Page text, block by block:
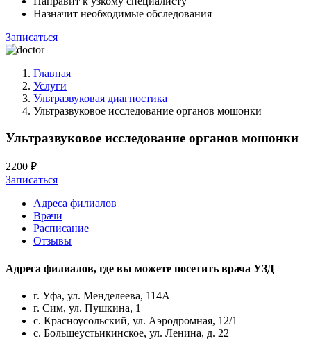
Назначит необходимые обследования
Записаться
Главная
Услуги
Ультразвуковая диагностика
Ультразвуковое исследование органов мошонки
Ультразвуковое исследование органов мошонки
2200 ₽
Записаться
Адреса филиалов
Врачи
Расписание
Отзывы
Адреса филиалов, где вы можете посетить врача УЗД
г. Уфа, ул. Менделеева, 114А
г. Сим, ул. Пушкина, 1
с. Красноусольский, ул. Аэродромная, 12/1
с. Большеустьикинское, ул. Ленина, д. 22